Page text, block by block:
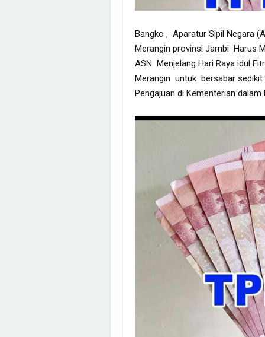
Bangko , Aparatur Sipil Negara
Merangin provinsi Jambi Harus
ASN Menjelang Hari Raya idul
Merangin untuk bersabar
Pengajuan di Kementerian dalam